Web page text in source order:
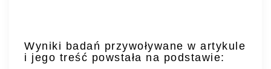
Wyniki badań przywoływane w artykule
i jego treść powstała na podstawie: